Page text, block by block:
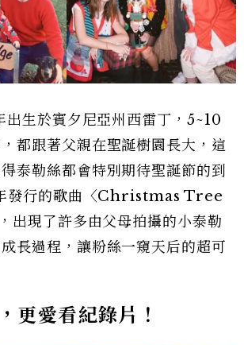
出生於賓夕尼亞州西雷丁，5~10
都跟著父親在聖誕樹園長大，這
泰勒絲都會特別期待聖誕節的到
發行的歌曲〈Christmas Tree
現了許多由父母拍攝的小泰勒
長過程，讓粉絲一窺天后的超可
更愛看紀錄片！